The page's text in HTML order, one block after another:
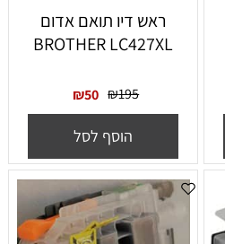
ראש דיו תואם אדום
BROTHER LC427XL
₪195
₪50
הוסף לסל